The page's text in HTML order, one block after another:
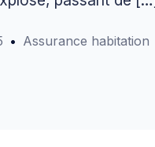
Assurance habitation